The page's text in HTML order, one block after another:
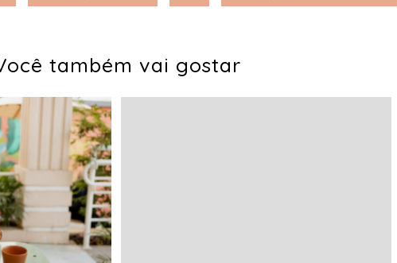
também vai gostar